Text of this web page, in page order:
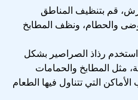
قم بتنظيف المناطق
والحطام، ونظف المطابخ
استخدم رذاذ الصراصير بشكل
مثل المطابخ والحمامات
التي تتناول فيها الطعام